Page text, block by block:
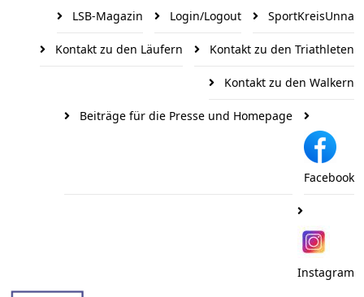
LSB-Magazin Login/Logout SportKreisUnna
Kontakt zu den Läufern Kontakt zu den Triathleten
Kontakt zu den Walkern
Beiträge für die Presse und Homepage
Facebook
Instagram